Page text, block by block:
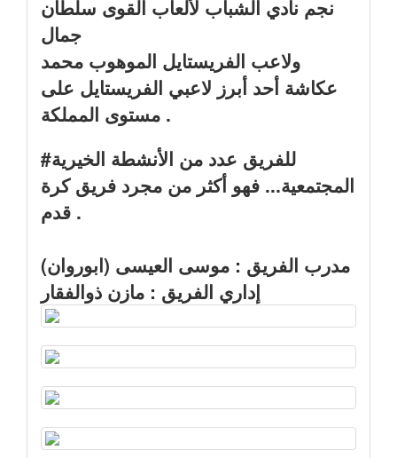
نجم نادي الشباب لألعاب القوى سلطان
جمال
ولاعب الفريستايل الموهوب محمد
عكاشة أحد أبرز لاعبي الفريستايل على
مستوى المملكة .
#للفريق عدد من الأنشطة الخيرية
المجتمعية... فهو أكثر من مجرد فريق كرة
قدم .
مدرب الفريق : موسى العيسى (ابوروان)
إداري الفريق : مازن ذوالفقار